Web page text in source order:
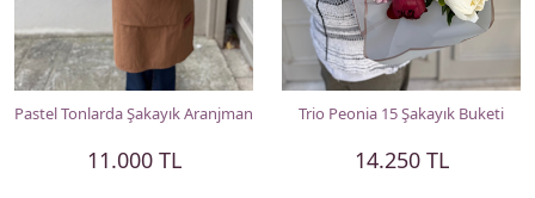
Pastel Tonlarda Şakayık Aranjman
11.000 TL
Trio Peonia 15 Şakayık Buketi
14.250 TL